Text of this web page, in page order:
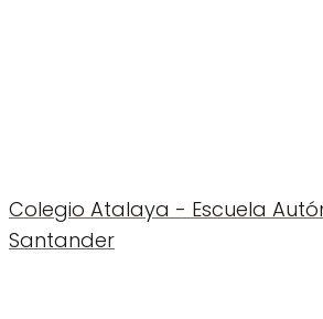
Colegio Atalaya - Escuela
Santander